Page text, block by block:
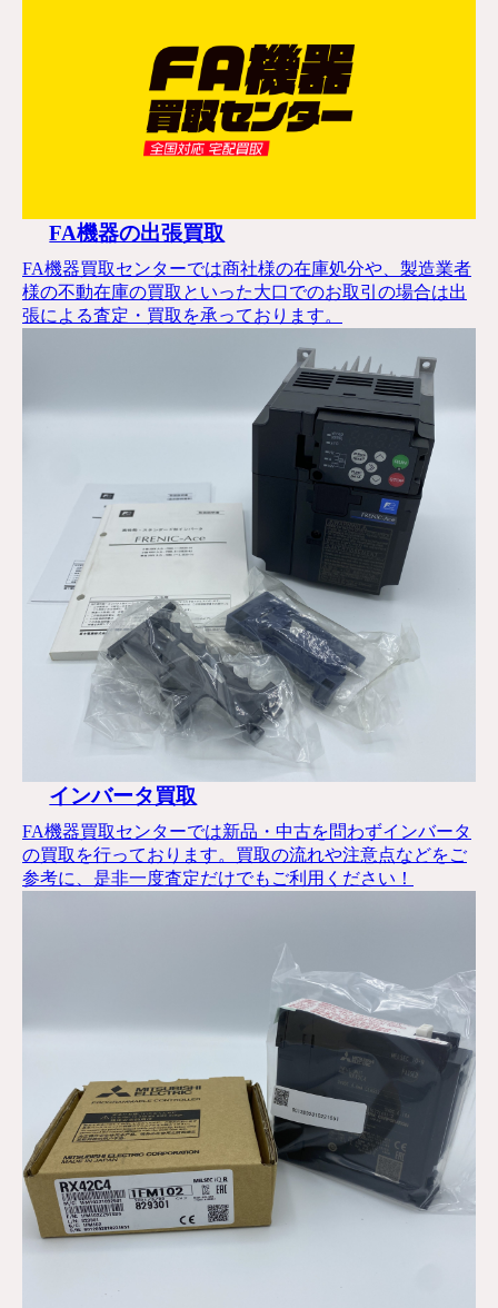
FA機器の出張買取
FA機器買取センターでは商社様の在庫処分や、製造業者
様の不動在庫の買取といった大口でのお取引の場合は出
張による査定・買取を承っております。
インバータ買取
FA機器買取センターでは新品・中古を問わずインバータ
の買取を行っております。買取の流れや注意点などをご
参考に、是非一度査定だけでもご利用ください！